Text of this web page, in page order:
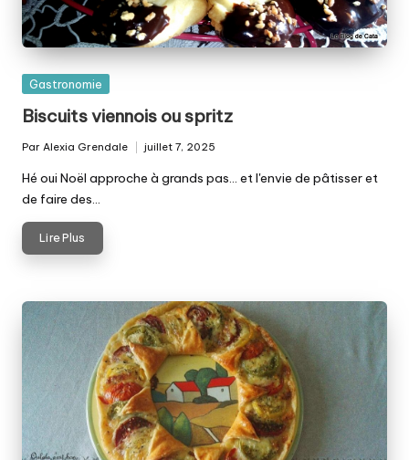
Posted
Gastronomie
Biscuits viennois ou spritz
by
Par Alexia Grendale juillet 7, 2025
Hé oui Noël approche à grands pas... et l'envie de pâtisser et
de faire des…
Lire Plus